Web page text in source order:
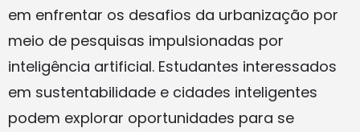
em enfrentar os desafios da urbanização por
meio de pesquisas impulsionadas por
inteligência artificial. Estudantes interessados
em sustentabilidade e cidades inteligentes
podem explorar oportunidades para se